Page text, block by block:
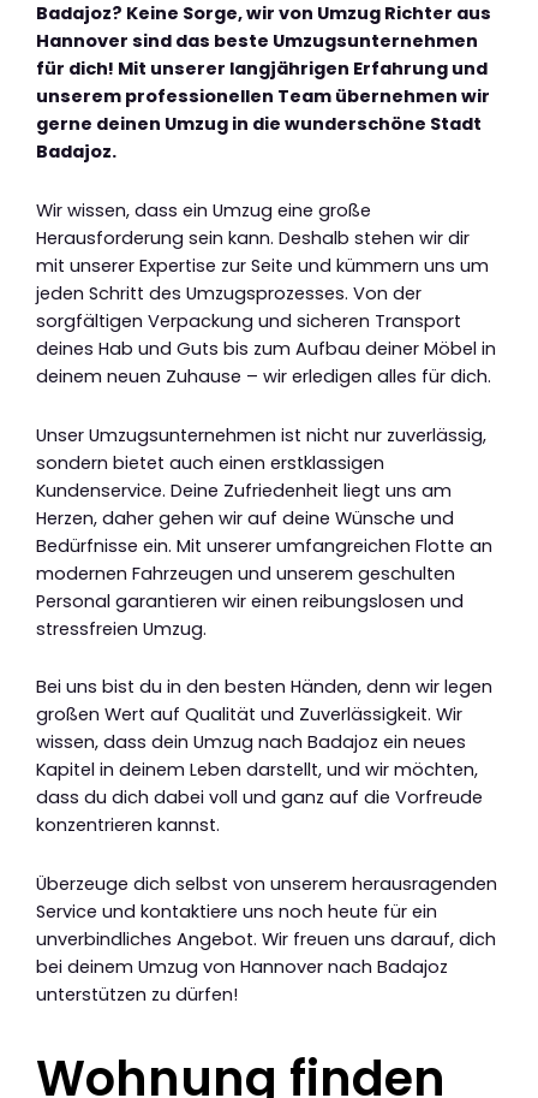
Badajoz? Keine Sorge, wir von Umzug Richter aus
Hannover sind das beste Umzugsunternehmen
für dich! Mit unserer langjährigen Erfahrung und
unserem professionellen Team übernehmen wir
gerne deinen Umzug in die wunderschöne Stadt
Badajoz.
Wir wissen, dass ein Umzug eine große
Herausforderung sein kann. Deshalb stehen wir dir
mit unserer Expertise zur Seite und kümmern uns um
jeden Schritt des Umzugsprozesses. Von der
sorgfältigen Verpackung und sicheren Transport
deines Hab und Guts bis zum Aufbau deiner Möbel in
deinem neuen Zuhause – wir erledigen alles für dich.
Unser Umzugsunternehmen ist nicht nur zuverlässig,
sondern bietet auch einen erstklassigen
Kundenservice. Deine Zufriedenheit liegt uns am
Herzen, daher gehen wir auf deine Wünsche und
Bedürfnisse ein. Mit unserer umfangreichen Flotte an
modernen Fahrzeugen und unserem geschulten
Personal garantieren wir einen reibungslosen und
stressfreien Umzug.
Bei uns bist du in den besten Händen, denn wir legen
großen Wert auf Qualität und Zuverlässigkeit. Wir
wissen, dass dein Umzug nach Badajoz ein neues
Kapitel in deinem Leben darstellt, und wir möchten,
dass du dich dabei voll und ganz auf die Vorfreude
konzentrieren kannst.
Überzeuge dich selbst von unserem herausragenden
Service und kontaktiere uns noch heute für ein
unverbindliches Angebot. Wir freuen uns darauf, dich
bei deinem Umzug von Hannover nach Badajoz
unterstützen zu dürfen!
Wohnung finden